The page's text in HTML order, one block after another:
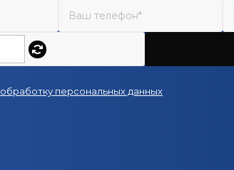
обработку персональных данных